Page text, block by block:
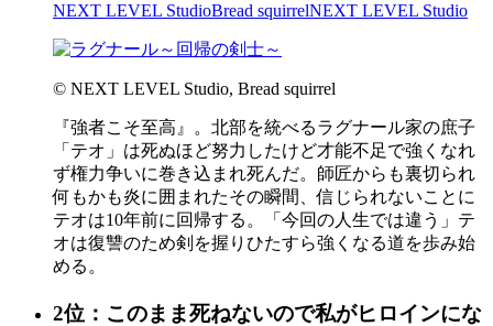
NEXT LEVEL StudioBread squirrelNEXT LEVEL Studio
© NEXT LEVEL Studio, Bread squirrel
『強者こそ至高』。北部を統べるラグナール家の庶子
「テオ」は死ぬほど努力したけど才能不足で強くなれ
ず権力争いに巻き込まれ死んだ。師匠からも裏切られ
何もかも炎に囲まれたその瞬間、信じられないことに
テオは10年前に回帰する。「今回の人生では違う」テ
オは復讐のため剣を握りひたすら強くなる道を歩み始
める。
2位：このまま死ねないので私がヒロインにな